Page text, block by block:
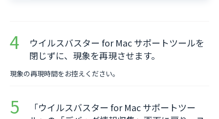
ウイルスバスター for Mac サポートツールを
閉じずに、現象を再現させます。
現象の再現時間をお控えください。
「ウイルスバスター for Mac サポートツー